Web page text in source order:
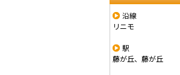
沿線・駅から探す
沿線
リニモ
駅
藤が丘、藤が丘